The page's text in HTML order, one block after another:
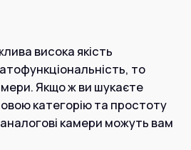
висока якість
то
Якщо ж ви шукаєте
категорію та простоту
камери можуть вам